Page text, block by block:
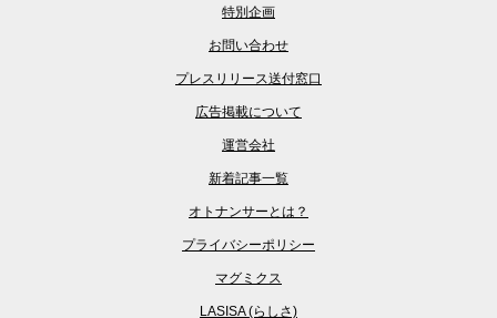
特別企画
お問い合わせ
プレスリリース送付窓口
広告掲載について
運営会社
新着記事一覧
オトナンサーとは？
プライバシーポリシー
マグミクス
LASISA (らしさ)